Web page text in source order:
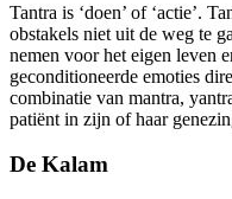
Tantra is ‘doen’ of ‘actie’.
obstakels niet uit de weg te
nemen voor het eigen leven
geconditioneerde emoties
combinatie van mantra,
patiënt in zijn of haar
De Kalam